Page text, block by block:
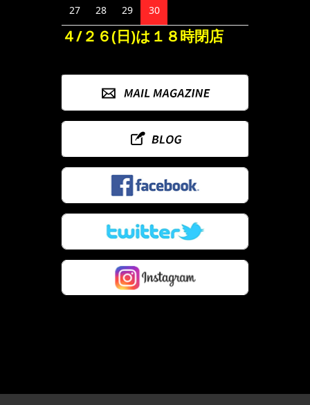
27 28 29 30
４/２６(日)は１８時閉店